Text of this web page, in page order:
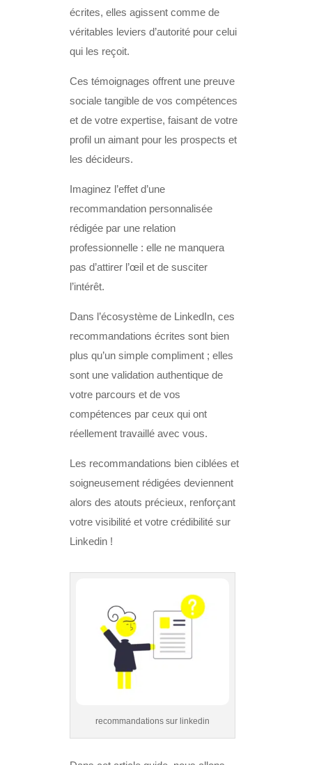
écrites, elles agissent comme de
véritables leviers d’autorité pour celui
qui les reçoit.
Ces témoignages offrent une preuve
sociale tangible de vos compétences
et de votre expertise, faisant de votre
profil un aimant pour les prospects et
les décideurs.
Imaginez l’effet d’une
recommandation personnalisée
rédigée par une relation
professionnelle : elle ne manquera
pas d’attirer l’œil et de susciter
l’intérêt.
Dans l’écosystème de LinkedIn, ces
recommandations écrites sont bien
plus qu’un simple compliment ; elles
sont une validation authentique de
votre parcours et de vos
compétences par ceux qui ont
réellement travaillé avec vous.
Les recommandations bien ciblées et
soigneusement rédigées deviennent
alors des atouts précieux, renforçant
votre visibilité et votre crédibilité sur
Linkedin !
recommandations sur linkedin